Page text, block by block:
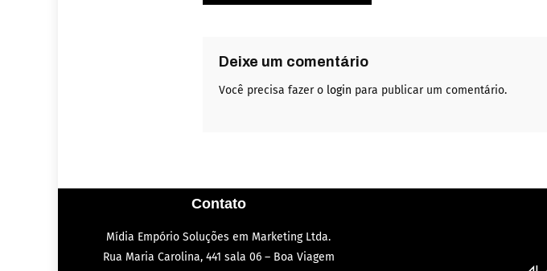
Deixe um comentário
Você precisa fazer o login para publicar um comentário.
Contato
Mídia Empório Soluções em Marketing Ltda.
Rua Maria Carolina, 441 sala 06 – Boa Viagem